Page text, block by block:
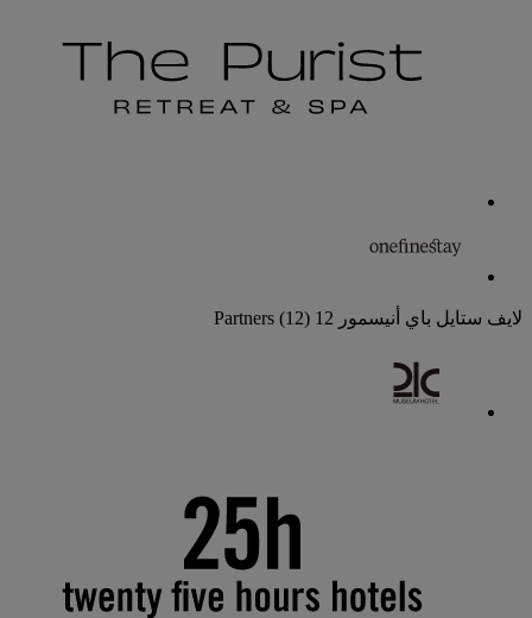
لايف ستايل باي أنيسمور 12 Partners
(12)